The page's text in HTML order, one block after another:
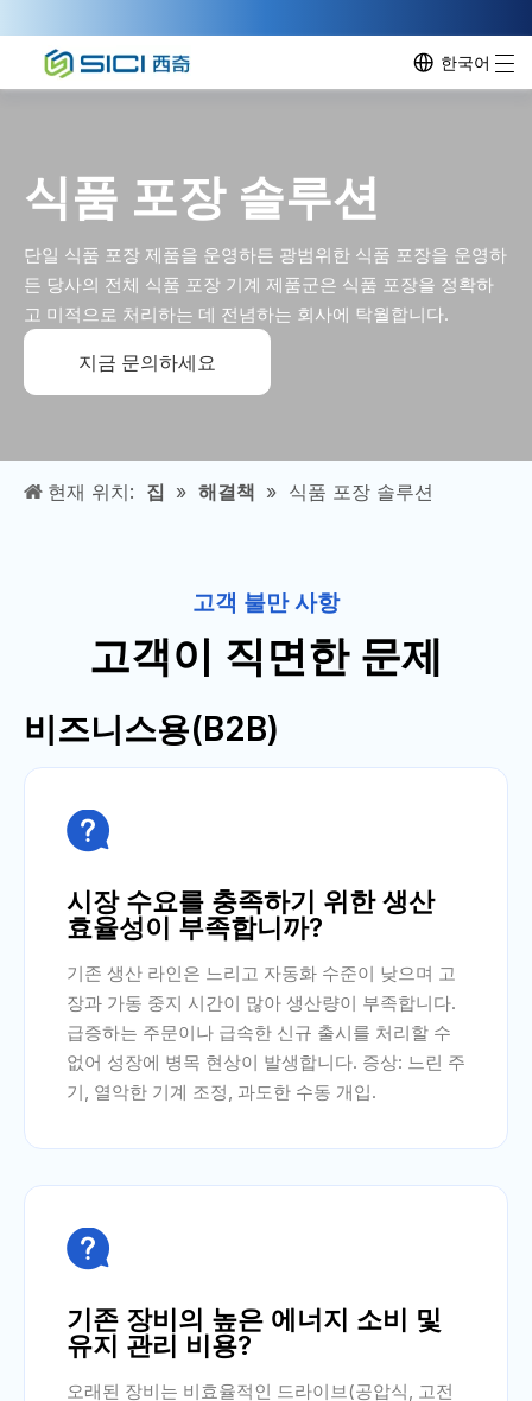
한국어
식품 포장 솔루션
단일 식품 포장 제품을 운영하든 광범위한 식품 포장을 운영하
든 당사의 전체 식품 포장 기계 제품군은 식품 포장을 정확하
고 미적으로 처리하는 데 전념하는 회사에 탁월합니다.
지금 문의하세요
현재 위치: 집 » 해결책 » 식품 포장 솔루션
고객 불만 사항
고객이 직면한 문제
비즈니스용(B2B)

시장 수요를 충족하기 위한 생산
효율성이 부족합니까?
기존 생산 라인은 느리고 자동화 수준이 낮으며 고
장과 가동 중지 시간이 많아 생산량이 부족합니다.
급증하는 주문이나 급속한 신규 출시를 처리할 수
없어 성장에 병목 현상이 발생합니다. 증상: 느린 주
기, 열악한 기계 조정, 과도한 수동 개입.

기존 장비의 높은 에너지 소비 및
유지 관리 비용?
오래된 장비는 비효율적인 드라이브(공압식, 고전